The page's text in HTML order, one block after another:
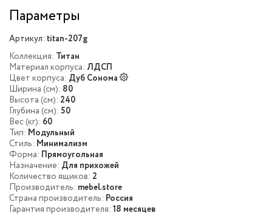
Параметры
Артикул: titan-207g
Коллекция: Титан
Материал корпуса: ЛДСП
Цвет корпуса: Дуб Сонома
Ширина (см): 80
Высота (см): 240
Глубина (см): 50
Вес (кг): 60
Тип: Модульный
Стиль: Минимализм
Форма: Прямоугольная
Назначение: Для прихожей
Количество ящиков: 2
Производитель: mebel.store
Страна производитель: Россия
Гарантия производителя: 18 месяцев